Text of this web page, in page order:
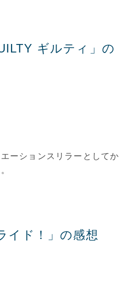
ギルティ」の
ーションスリラーとしてか
イド！」の感想